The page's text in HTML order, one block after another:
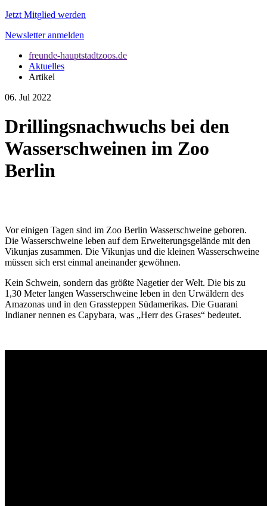
Jetzt Mitglied werden
Newsletter anmelden
freunde-hauptstadtzoos.de
Aktuelles
Artikel
06. Jul 2022
Drillingsnachwuchs bei den
Wasserschweinen im Zoo
Berlin
Vor einigen Tagen sind im Zoo Berlin Wasserschweine geboren.
Die Wasserschweine leben auf dem Erweiterungsgelände mit den
Vikunjas zusammen. Die Vikunjas und die kleinen Wasserschweine
müssen sich erst einmal aneinander gewöhnen.
Kein Schwein, sondern das größte Nagetier der Welt. Die bis zu
1,30 Meter langen Wasserschweine leben in den Urwäldern des
Amazonas und in den Grassteppen Südamerikas. Die Guarani
Indianer nennen es Capybara, was „Herr des Grases“ bedeutet.